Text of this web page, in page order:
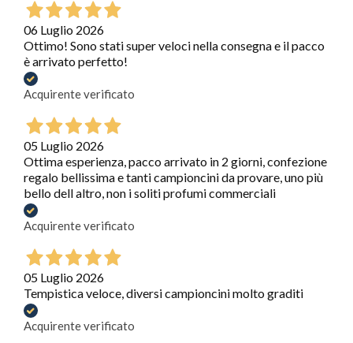
06 Luglio 2026
Ottimo! Sono stati super veloci nella consegna e il pacco
è arrivato perfetto!
Acquirente verificato
05 Luglio 2026
Ottima esperienza, pacco arrivato in 2 giorni, confezione
regalo bellissima e tanti campioncini da provare, uno più
bello dell altro, non i soliti profumi commerciali
Acquirente verificato
05 Luglio 2026
Tempistica veloce, diversi campioncini molto graditi
Acquirente verificato